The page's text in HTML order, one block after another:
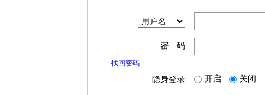
密 码
找回密码
隐身登录 开启 关闭